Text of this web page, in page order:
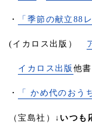
・ 「季節の献立88
(イカロス出版）
イカロス出版 他書
・ 「 かめ代のおう
（宝島社）
↓いつも